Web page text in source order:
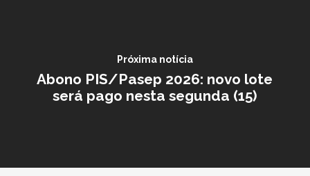
Próxima notícia
Abono PIS/Pasep 2026: novo lote
será pago nesta segunda (15)